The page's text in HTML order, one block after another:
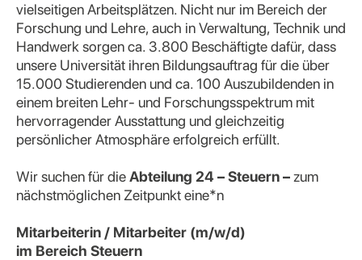
vielseitigen Arbeitsplätzen. Nicht nur im Bereich der
Forschung und Lehre, auch in Verwaltung, Technik und
Handwerk sorgen ca. 3.800 Beschäftigte dafür, dass
unsere Universität ihren Bildungsauftrag für die über
15.000 Studierenden und ca. 100 Auszubildenden in
einem breiten Lehr- und Forschungsspektrum mit
hervorragender Ausstattung und gleichzeitig
persönlicher Atmosphäre erfolgreich erfüllt.
Wir suchen für dieAbteilung 24 – Steuern –zum
nächstmöglichen Zeitpunkt eine*n
Mitarbeiterin / Mitarbeiter (m/w/d)
im Bereich Steuern